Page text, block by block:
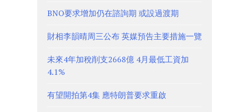
BNO要求增加仍在諮詢期 或設過渡期
財相李韻晴周三公布 英媒預告主要措施一覽
未來4年加稅削支2668億 4月最低工資加
4.1%
有望開拍第4集 應特朗普要求重啟